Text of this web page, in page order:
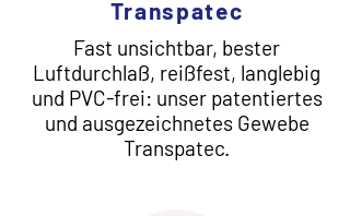
Transpatec
Fast unsichtbar, bester
Luftdurchlaß, reißfest, langlebig
und PVC-frei: unser patentiertes
und ausgezeichnetes Gewebe
Transpatec.